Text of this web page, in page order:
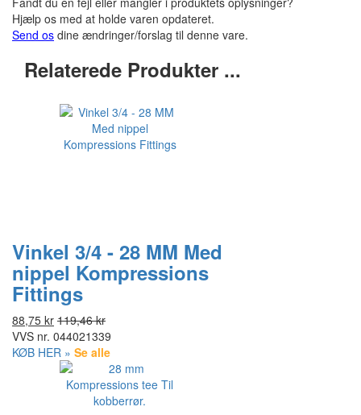
Hjælp os med at holde varen opdateret.
Send os dine ændringer/forslag til denne vare.
Relaterede Produkter ...
Vinkel 3/4 - 28 MM Med
nippel Kompressions
Fittings
88,75 kr 119,46 kr
VVS nr. 044021339
KØB HER » Se alle